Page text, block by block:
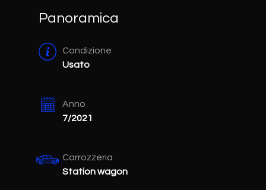
Panoramica
Condizione
Usato
Anno
7/2021
Carrozzeria
Station wagon